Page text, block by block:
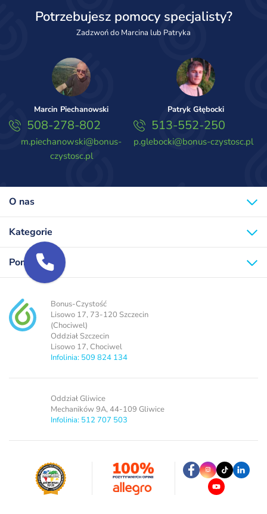
Potrzebujesz pomocy specjalisty?
Zadzwoń do Marcina lub Patryka
Marcin Piechanowski
508-278-802
m.piechanowski@bonus-
czystosc.pl
Patryk Głębocki
513-552-250
p.glebocki@bonus-czystosc.pl
O nas
Kategorie
Pomoc
Bonus-Czystość
Lisowo 17, 73-120 Szczecin
(Chociwel)
Oddział Szczecin
Lisowo 17, Chociwel
Infolinia: 509 824 134
Oddział Gliwice
Mechaników 9A, 44-109 Gliwice
Infolinia: 512 707 503